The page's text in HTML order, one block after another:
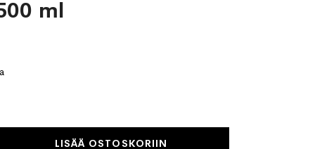
ml
LISÄÄ OSTOSKORIIN